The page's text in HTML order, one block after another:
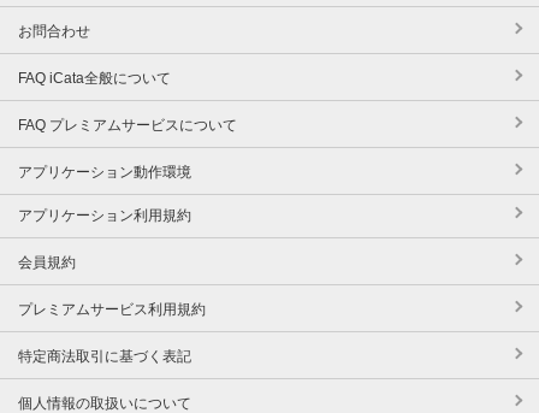
お問合わせ
FAQ iCata全般について
FAQ プレミアムサービスについて
アプリケーション動作環境
アプリケーション利用規約
会員規約
プレミアムサービス利用規約
特定商法取引に基づく表記
個人情報の取扱いについて